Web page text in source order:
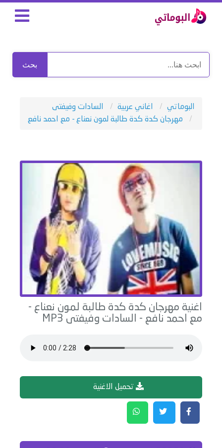
بحث
البوماتي اغاني عربية
السادات وفيفتى
مهرجان كدة كدة طالبة لمون نعناع - مع احمد نافع
اغنية مهرجان كدة كدة طالبة لمون نعناع -
مع احمد نافع - السادات وفيفتى
تحميل الاغنية